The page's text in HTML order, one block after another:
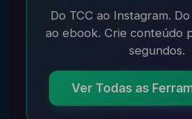
Do TCC ao Instagram.
ao ebook. Crie conteúdo
segundos.
Ver Todas as